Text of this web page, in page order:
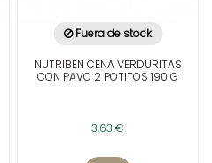
Fuera de stock
NUTRIBEN CENA VERDURITAS
CON PAVO 2 POTITOS 190 G
3,63 €